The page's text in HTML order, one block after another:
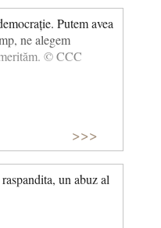
Putem avea
ne alegem
© CCC
>>>
un abuz al